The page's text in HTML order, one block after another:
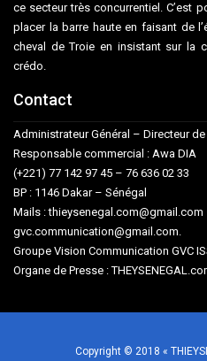
ce secteur très concurrentiel. C’est
placer la barre haute en faisant de
cheval de Troie en insistant sur la
crédo.
Contact
Administrateur Général – Directeur
Responsable commercial : Awa DIA
(+221) 77 142 97 45 – 76 636 02 33
BP : 1146 Dakar – Sénégal
Mails : thieysenegal.com@gmail.com
gvc.communication@gmail.com.
Groupe Vision Communication GVC
Organe de Presse :
Copyright © 2018 «